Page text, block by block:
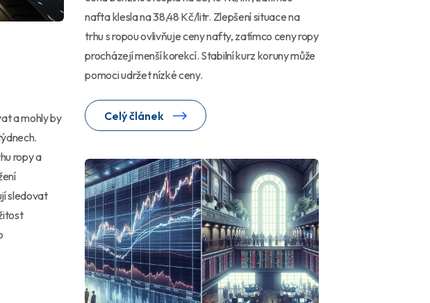
nafta klesla na 38,48 Kč/litr. Zlepšení situace na
trhu s ropou ovlivňuje ceny nafty, zatímco ceny ropy
procházejí menší korekcí. Stabilní kurz koruny může
pomoci udržet nízké ceny.
Celý článek
a mohly by
ropy a
sledovat